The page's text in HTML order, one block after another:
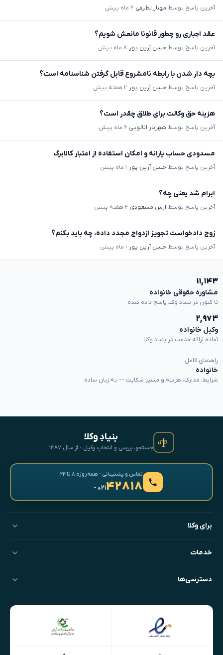
آخرین پاسخ توسط مهناز لطیفی ۲ ماه پیش
عقد اجباری رو چطور قانونا مانعش شویم؟
آخرین پاسخ توسط حسن آرین پور ۸ ماه پیش
بچه دار شدن با رابطه نامشروع قابل گرفتن شناسنامه است؟
آخرین پاسخ توسط حسن آرین پور ۲ هفته پیش
هزینه حق وکالت برای طلاق چقدر است؟
آخرین پاسخ توسط شهریار انالویی ۶ ماه پیش
مسدودی حساب یارانه و امکان استفاده از اعتبار کالابرگ
آخرین پاسخ توسط حسن آرین پور ۱ ماه پیش
ابرام شد یعنی چه؟
آخرین پاسخ توسط ارش مسعودی ۲ هفته پیش
زوج دادخواست تجویز ازدواج مجدد داده، چه باید بکنم؟
آخرین پاسخ توسط حسن آرین پور ۱ ماه پیش
۱۱,۱۴۳
مشاوره حقوقی خانواده
تا کنون در بنیاد وکلا پاسخ داده شده
۲,۹۷۳
وکیل خانواده
آماده ارائه خدمت در بنیاد وکلا
راهنمای کامل
خانواده
شرایط، مدارک، هزینه و مسیر شکایت — به زبان ساده
بنیادِ وکلا
جستجو، بررسی و انتخابِ وکیل · از سال ۱۳۸۷
تماس و پشتیبانی · همه‌روزه ۸ تا ۲۴
۴۲۸۱۸- ۰۲۱
برای وکلا
خدمات
دسترسی‌ها